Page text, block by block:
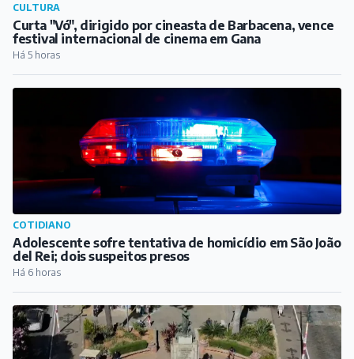
CULTURA
Curta "Vó", dirigido por cineasta de Barbacena, vence
festival internacional de cinema em Gana
Há 5 horas
COTIDIANO
Adolescente sofre tentativa de homicídio em São João
del Rei; dois suspeitos presos
Há 6 horas